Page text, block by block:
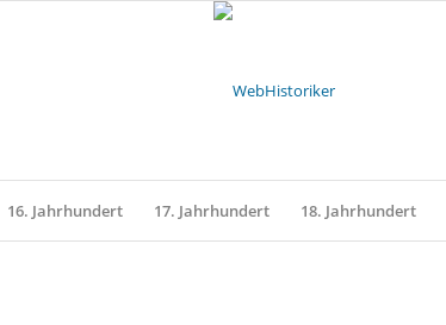
16. Jahrhundert 17. Jahrhundert 18. Jahrhundert